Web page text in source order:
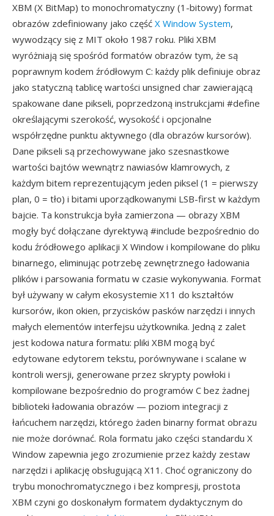
XBM (X BitMap) to monochromatyczny (1-bitowy) format
obrazów zdefiniowany jako część X Window System,
wywodzący się z MIT około 1987 roku. Pliki XBM
wyróżniają się spośród formatów obrazów tym, że są
poprawnym kodem źródłowym C: każdy plik definiuje obraz
jako statyczną tablicę wartości unsigned char zawierającą
spakowane dane pikseli, poprzedzoną instrukcjami #define
określającymi szerokość, wysokość i opcjonalne
współrzędne punktu aktywnego (dla obrazów kursorów).
Dane pikseli są przechowywane jako szesnastkowe
wartości bajtów wewnątrz nawiasów klamrowych, z
każdym bitem reprezentującym jeden piksel (1 = pierwszy
plan, 0 = tło) i bitami uporządkowanymi LSB-first w każdym
bajcie. Ta konstrukcja była zamierzona — obrazy XBM
mogły być dołączane dyrektywą #include bezpośrednio do
kodu źródłowego aplikacji X Window i kompilowane do pliku
binarnego, eliminując potrzebę zewnętrznego ładowania
plików i parsowania formatu w czasie wykonywania. Format
był używany w całym ekosystemie X11 do kształtów
kursorów, ikon okien, przycisków pasków narzędzi i innych
małych elementów interfejsu użytkownika. Jedną z zalet
jest kodowa natura formatu: pliki XBM mogą być
edytowane edytorem tekstu, porównywane i scalane w
kontroli wersji, generowane przez skrypty powłoki i
kompilowane bezpośrednio do programów C bez żadnej
biblioteki ładowania obrazów — poziom integracji z
łańcuchem narzędzi, którego żaden binarny format obrazu
nie może dorównać. Rola formatu jako części standardu X
Window zapewnia jego zrozumienie przez każdy zestaw
narzędzi i aplikację obsługującą X11. Choć ograniczony do
trybu monochromatycznego i bez kompresji, prostota
XBM czyni go doskonałym formatem dydaktycznym do